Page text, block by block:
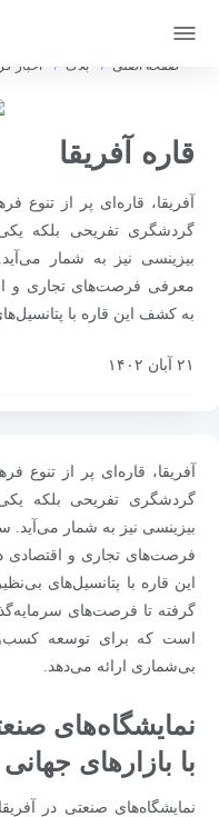
صفحه اصلی بلاگ اخبار
قاره آفریقا
آفریقا، قاره‌ای پر از تنوع
گردشگری تفریحی بلکه
بیزینسی نیز به شمار
معرفی فرصت‌های تجاری و
به کشف این قاره با
۲۱ آبان ۱۴۰۲
آفریقا، قاره‌ای پر از تنوع
گردشگری تفریحی بلکه
بیزینسی نیز به شمار
فرصت‌های تجاری و اقتصادی
این قاره با پتانسیل‌های
گرفته تا فرصت‌های
است که برای توسعه
بی‌شماری ارائه می‌دهد.
نمایشگاه‌های
با بازارهای جهانی
نمایشگاه‌های صنعتی در